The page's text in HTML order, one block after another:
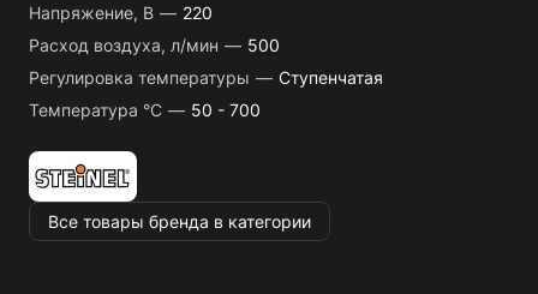
Регулировка температуры и скорости воздушного
потока позволяет выбрать оптимальные настройки для
каждой задачи.
Функция охлаждения позволяет быстро охладить
инструмент после работы.
Эргономичный дизайн и удобная рукоятка
обеспечивают комфортную работу.
Напряжение, В — 220
Расход воздуха, л/мин — 500
Регулировка температуры — Ступенчатая
Температура °C — 50 - 700
Все товары бренда в категории